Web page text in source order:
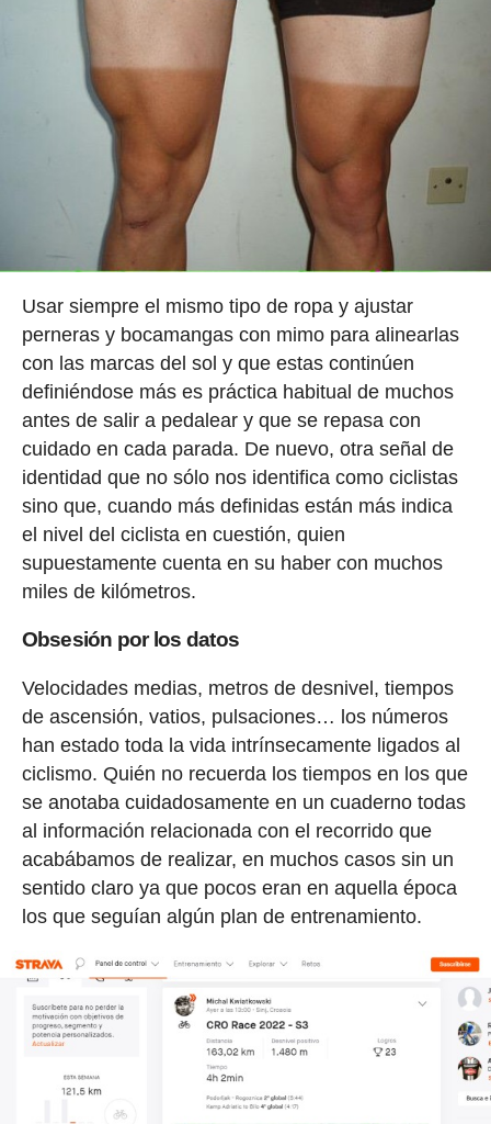
Usar siempre el mismo tipo de ropa y ajustar
perneras y bocamangas con mimo para alinearlas
con las marcas del sol y que estas continúen
definiéndose más es práctica habitual de muchos
antes de salir a pedalear y que se repasa con
cuidado en cada parada. De nuevo, otra señal de
identidad que no sólo nos identifica como ciclistas
sino que, cuando más definidas están más indica
el nivel del ciclista en cuestión, quien
supuestamente cuenta en su haber con muchos
miles de kilómetros.
Obsesión por los datos
Velocidades medias, metros de desnivel, tiempos
de ascensión, vatios, pulsaciones… los números
han estado toda la vida intrínsecamente ligados al
ciclismo. Quién no recuerda los tiempos en los que
se anotaba cuidadosamente en un cuaderno todas
al información relacionada con el recorrido que
acabábamos de realizar, en muchos casos sin un
sentido claro ya que pocos eran en aquella época
los que seguían algún plan de entrenamiento.